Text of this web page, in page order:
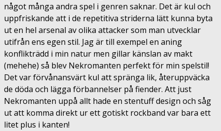
något många andra spel i genren saknar. Det är kul och
uppfriskande att i de repetitiva striderna lätt kunna byta
ut en hel arsenal av olika attacker som man utvecklar
utifrån ens egen stil. Jag är till exempel en aning
konflikträdd i min natur men gillar känslan av makt
(mehehe) så blev Nekromanten perfekt för min spelstil!
Det var förvånansvärt kul att spränga lik, återuppväcka
de döda och lägga förbannelser på fiender. Att just
Nekromanten uppå allt hade en stentuff design och såg
ut att komma direkt ur ett gotiskt rockband var bara ett
litet plus i kanten!